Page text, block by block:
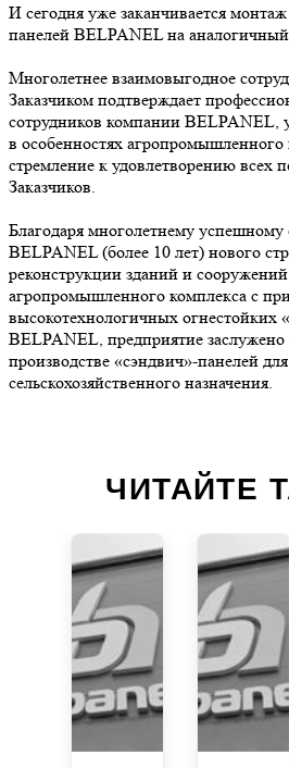
И сегодня уже заканчивается
панелей BELPANEL на аналогичный
Многолетнее взаимовыгодное
Заказчиком подтверждает
сотрудников компании BELPANEL,
в особенностях агропромышленного
стремление к удовлетворению всех
Заказчиков.
Благодаря многолетнему
BELPANEL (более 10 лет) нового
реконструкции зданий и
агропромышленного комплекса с
высокотехнологичных огнестойких
BELPANEL, предприятие
производстве «сэндвич»-панелей
сельскохозяйственного назначения.
ЧИТАЙТЕ